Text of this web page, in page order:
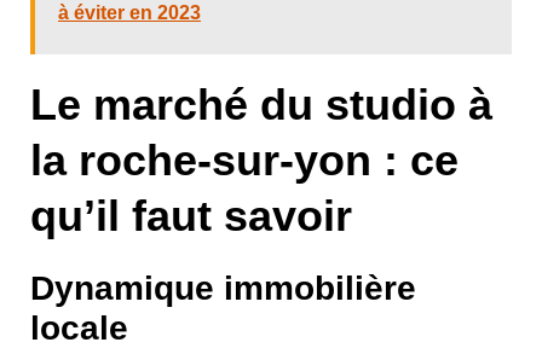
à éviter en 2023
Le marché du studio à
la roche-sur-yon : ce
qu’il faut savoir
Dynamique immobilière
locale